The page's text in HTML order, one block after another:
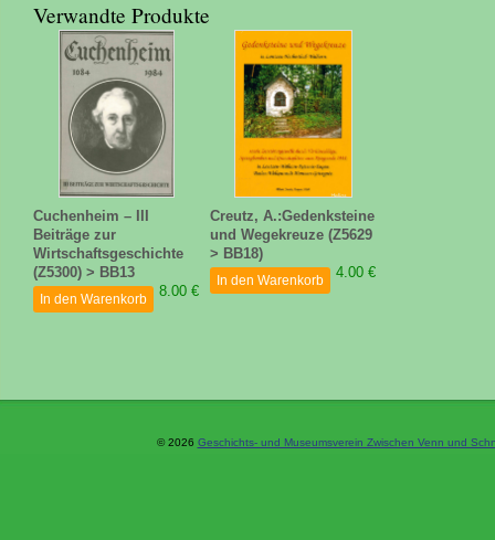
Verwandte Produkte
Cuchenheim – III
Beiträge zur
Wirtschaftsgeschichte
(Z5300) > BB13
8.00 €
In den Warenkorb
Creutz, A.:Gedenksteine
und Wegekreuze (Z5629
> BB18)
4.00 €
In den Warenkorb
© 2026 Geschichts- und Museumsverein Zwischen Venn und